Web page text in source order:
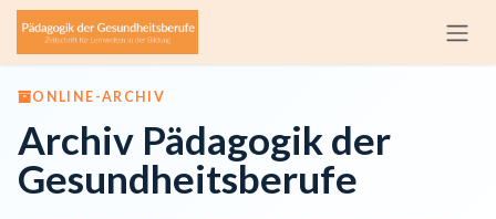
Zum Inhalt springen
ONLINE-ARCHIV
Archiv Pädagogik der
Gesundheitsberufe